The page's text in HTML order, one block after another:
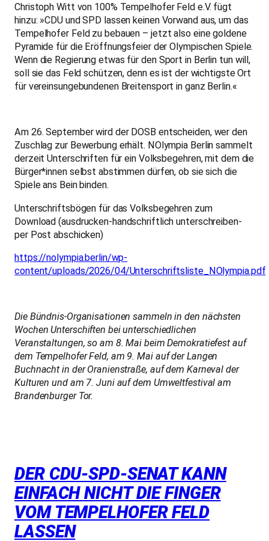
Christoph Witt von 100% Tempelhofer Feld e.V. fügt
hinzu: »CDU und SPD lassen keinen Vorwand aus, um das
Tempelhofer Feld zu bebauen – jetzt also eine goldene
Pyramide für die Eröffnungsfeier der Olympischen Spiele.
Wenn die Regierung etwas für den Sport in Berlin tun will,
soll sie das Feld schützen, denn es ist der wichtigste Ort
für vereinsungebundenen Breitensport in ganz Berlin.«
Am 26. September wird der DOSB entscheiden, wer den
Zuschlag zur Bewerbung erhält. NOlympia Berlin sammelt
derzeit Unterschriften für ein Volksbegehren, mit dem die
Bürger*innen selbst abstimmen dürfen, ob sie sich die
Spiele ans Bein binden.
Unterschriftsbögen für das Volksbegehren zum
Download (ausdrucken-handschriftlich unterschreiben-
per Post abschicken)
https://nolympia.berlin/wp-
content/uploads/2026/04/Unterschriftsliste_NOlympia.pdf
Die Bündnis-Organisationen sammeln in den nächsten
Wochen Unterschiften bei unterschiedlichen
Veranstaltungen, so am 8. Mai beim Demokratiefest auf
dem Tempelhofer Feld, am 9. Mai auf der Langen
Buchnacht in der Oranienstraße, auf dem Karneval der
Kulturen und am 7. Juni auf dem Umweltfestival am
Brandenburger Tor.
DER CDU-SPD-SENAT KANN
EINFACH NICHT DIE FINGER
VOM TEMPELHOFER FELD
LASSEN